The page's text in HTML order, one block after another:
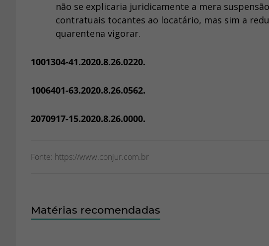
não se explicaria juridicamente a mera
contratuais tocantes ao locatário, mas sim a
quarentena vigorar.
1001304-41.2020.8.26.0220.
1006401-63.2020.8.26.0562.
2070917-15.2020.8.26.0000.
Fonte: https://www.conjur.com.br
Matérias recomendadas